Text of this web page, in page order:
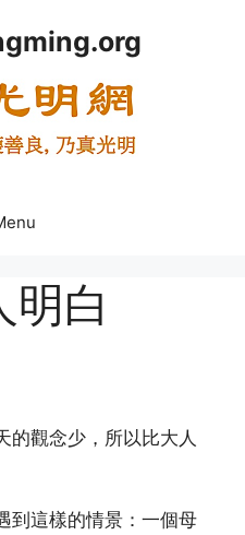
明白
的觀念少，所以比大人
到這樣的情景：一個母